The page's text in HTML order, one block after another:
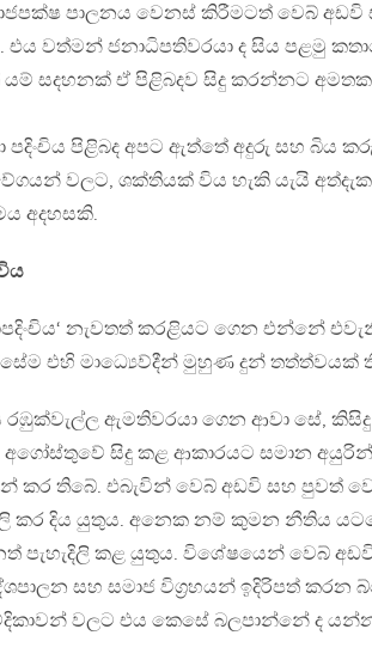
පාලනය වෙනස් කිරීමටත් වෙබ් අඩවි
වත්මන් ජනාධිපතිවරයා ද සිය පළමු
යම් සදහනක් ඒ පිළිබදව සිදු කරන්නට
පදිංචිය පිළිබද අපට ඇත්තේ අදුරු සහ බිය
වලට, ශක්තියක් විය හැකි යැයි
අදහසකි.
නැවතත් කරළියට ගෙන එන්නේ
එහි මාධ්‍යෙව්දීන් මුහුණ දුන් තත්ත්වයක්
රඹුක්වැල්ල ඇමතිවරයා ගෙන ආවා සේ,
අගෝස්තුවේ සිදු කළ ආකාරයට සමාන
කර තිබේ. එබැවින් වෙබ් අඩවි සහ පුවත්
කර දිය යුතුය. අනෙක නම් කුමන නීතිය
පැහැදිලි කළ යුතුය. විශේෂයෙන් වෙබ්
සහ සමාජ විග්‍රහයන් ඉදිරිපත්
වලට එය කෙසේ බලපාන්නේ ද